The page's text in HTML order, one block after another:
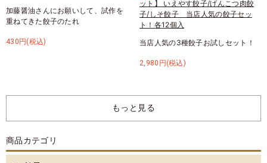
加藤醤油さんにお願いして、試作を
重ねてきた餃子のたれ
430円(税込)
ット】 いえやす餃子/げんこつ肉餃
子/しそ餃子 当店人気の餃子セッ
ト！各12個入
当店人気の3種餃子お試しセット！
2,980円(税込)
もっと見る
商品カテゴリ